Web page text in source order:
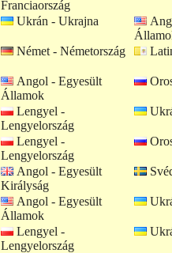
Franciaország
Ukrán - Ukrajna
Német - Németország
Angol - Egyesült
Államok
Lengyel -
Lengyelország
Lengyel -
Lengyelország
Angol - Egyesült
Királyság
Angol - Egyesült
Államok
Lengyel -
Lengyelország